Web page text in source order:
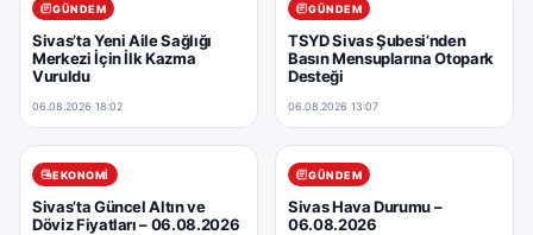
GÜNDEM
Sivas’ta Yeni Aile Sağlığı
Merkezi İçin İlk Kazma
Vuruldu
06.08.2026 18:02
GÜNDEM
TSYD Sivas Şubesi’nden
Basın Mensuplarına Otopark
Desteği
06.08.2026 13:07
EKONOMI
Sivas’ta Güncel Altın ve
Döviz Fiyatları – 06.08.2026
GÜNDEM
Sivas Hava Durumu –
06.08.2026